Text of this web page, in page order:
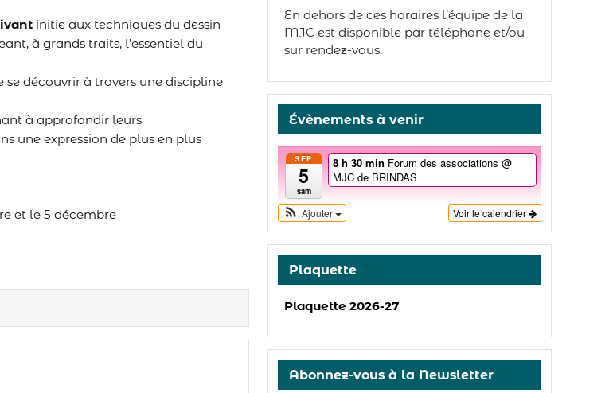
initie aux techniques du dessin
à grands traits, l’essentiel du
se découvrir à travers une discipline
à approfondir leurs
une expression de plus en plus
et le 5 décembre
En dehors de ces horaires l’équipe de la
MJC est disponible par téléphone et/ou
sur rendez-vous.
Évènements à venir
SEP
5
sam
8 h 30 min Forum des associations @
MJC de BRINDAS
Voir le calendrier
Ajouter
Plaquette
Plaquette 2026-27
Abonnez-vous à la Newsletter